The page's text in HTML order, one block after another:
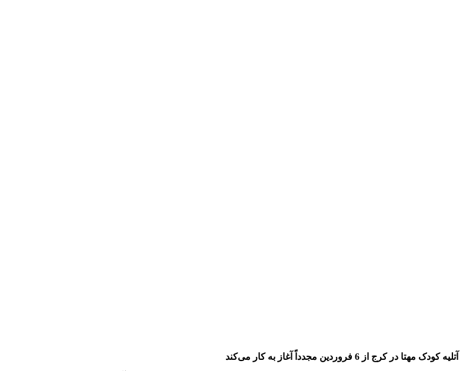
آتلیه کودک مهتا در کرج از 6 فروردین مجدداً آغاز به کار می‌کند